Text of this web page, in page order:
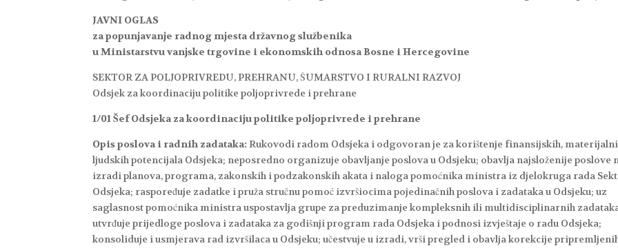
JAVNI OGLAS
za popunjavanje radnog mjesta državnog službenika
u Ministarstvu vanjske trgovine i ekonomskih odnosa Bosne i Hercegovine
SEKTOR ZA POLJOPRIVREDU, PREHRANU, ŠUMARSTVO I RURALNI RAZVOJ
Odsjek za koordinaciju politike poljoprivrede i prehrane
1/01 Šef Odsjeka za koordinaciju politike poljoprivrede i prehrane
Opis poslova i radnih zadataka: Rukovodi radom Odsjeka i odgovoran je za korištenje finansijskih,
ljudskih potencijala Odsjeka; neposredno organizuje obavljanje poslova u Odsjeku; obavlja najsloženije poslove
izradi planova, programa, zakonskih i podzakonskih akata i naloga pomoćnika ministra iz djelokruga rada
Odsjeka; raspoređuje zadatke i pruža stručnu pomoć izvršiocima pojedinačnih poslova i zadataka u Odsjeku; uz
saglasnost pomoćnika ministra uspostavlja grupe za preduzimanje kompleksnih ili multidisciplinarnih
utvrđuje prijedloge poslova i zadataka za godišnji program rada Odsjeka i podnosi izvještaje o radu Odsjeka;
konsoliduje i usmjerava rad izvršilaca u Odsjeku; učestvuje u izradi, vrši pregled i obavlja korekcije